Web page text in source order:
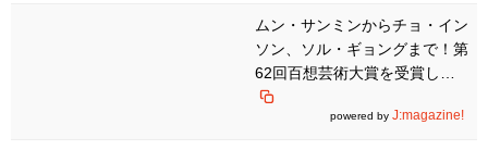
ムン・サンミンからチョ・イン
ソン、ソル・ギョングまで！第
62回百想芸術大賞を受賞した
必見映画3選
powered by J:magazine!